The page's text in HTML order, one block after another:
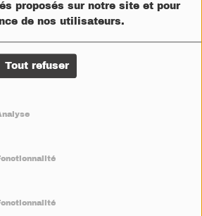
proposés sur notre site et pour
de nos utilisateurs.
Tout refuser